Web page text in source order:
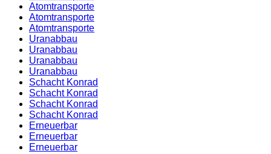
Atomtransporte
Atomtransporte
Atomtransporte
Uranabbau
Uranabbau
Uranabbau
Uranabbau
Schacht Konrad
Schacht Konrad
Schacht Konrad
Schacht Konrad
Erneuerbar
Erneuerbar
Erneuerbar